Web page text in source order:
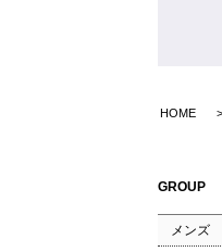
HOME
GROUP
メンズ